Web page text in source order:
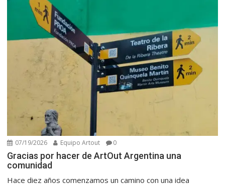
07/19/2026 Equipo Artout 0
Gracias por hacer de ArtOut Argentina una
comunidad
Hace diez años comenzamos un camino con una idea